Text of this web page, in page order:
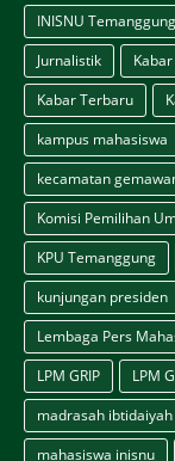
INISNU Temanggung
Jurnalistik
Kabar Terbaru
kampus mahasiswa
kecamatan
Komisi Pemilihan
KPU Temanggung
kunjungan presiden
Lembaga Pers
LPM GRIP
LPM
madrasah ibtidaiyah
mahasiswa inisnu